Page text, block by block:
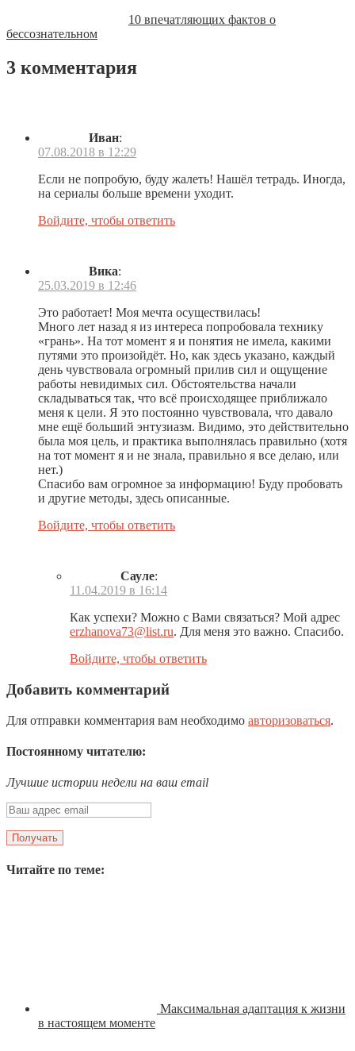
10 впечатляющих фактов о
бессознательном
3 комментария
Иван:
07.08.2018 в 12:29
Если не попробую, буду жалеть! Нашёл тетрадь. Иногда,
на сериалы больше времени уходит.
Войдите, чтобы ответить
Вика:
25.03.2019 в 12:46
Это работает! Моя мечта осуществилась!
Много лет назад я из интереса попробовала технику
«грань». На тот момент я и понятия не имела, какими
путями это произойдёт. Но, как здесь указано, каждый
день чувствовала огромный прилив сил и ощущение
работы невидимых сил. Обстоятельства начали
складываться так, что всё происходящее приближало
меня к цели. Я это постоянно чувствовала, что давало
мне ещё больший энтузиазм. Видимо, это действительно
была моя цель, и практика выполнялась правильно (хотя
на тот момент я и не знала, правильно я все делаю, или
нет.)
Спасибо вам огромное за информацию! Буду пробовать
и другие методы, здесь описанные.
Войдите, чтобы ответить
Сауле:
11.04.2019 в 16:14
Как успехи? Можно с Вами связаться? Мой адрес
erzhanova73@list.ru. Для меня это важно. Спасибо.
Войдите, чтобы ответить
Добавить комментарий
Для отправки комментария вам необходимо авторизоваться.
Постоянному читателю:
Лучшие истории недели на ваш email
Читайте по теме:
Максимальная адаптация к жизни
в настоящем моменте